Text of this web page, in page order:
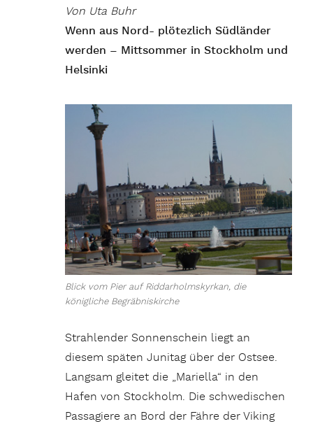
Von Uta Buhr
Wenn aus Nord- plötezlich Südländer
werden – Mittsommer in Stockholm und
Helsinki
Blick vom Pier auf Riddarholmskyrkan, die
königliche Begräbniskirche
Strahlender Sonnenschein liegt an
diesem späten Junitag über der Ostsee.
Langsam gleitet die „Mariella“ in den
Hafen von Stockholm. Die schwedischen
Passagiere an Bord der Fähre der Viking